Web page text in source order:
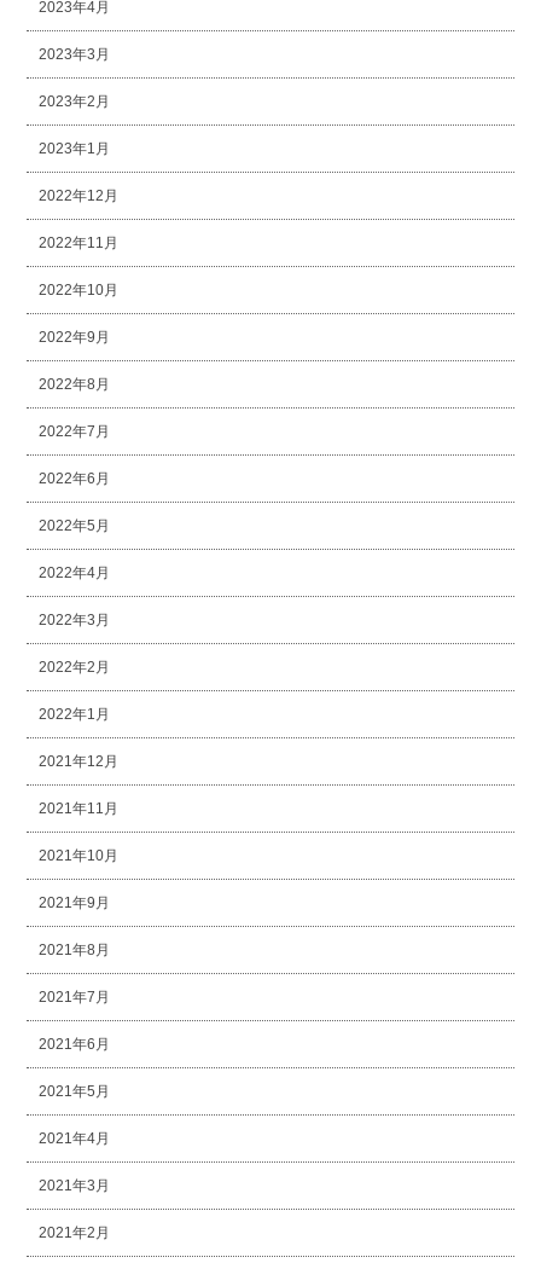
2023年4月
2023年3月
2023年2月
2023年1月
2022年12月
2022年11月
2022年10月
2022年9月
2022年8月
2022年7月
2022年6月
2022年5月
2022年4月
2022年3月
2022年2月
2022年1月
2021年12月
2021年11月
2021年10月
2021年9月
2021年8月
2021年7月
2021年6月
2021年5月
2021年4月
2021年3月
2021年2月